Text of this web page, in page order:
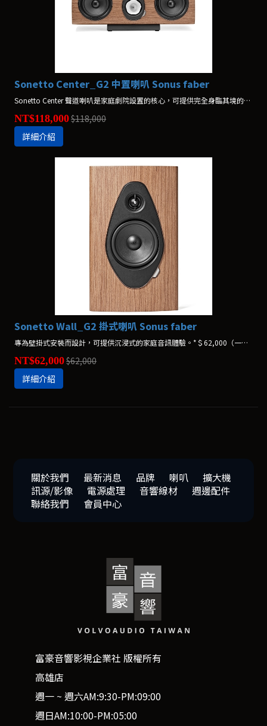
Sonetto Center_G2 中置喇叭 Sonus faber
Sonetto Center 聲道喇叭是家庭劇院設置的核心，可提供完全身臨其境的聆聽體驗。
NT$118,000$118,000
詳細介紹
Sonetto Wall_G2 掛式喇叭 Sonus faber
專為壁掛式安裝而設計，可提供沉浸式的家庭音訊體驗。*＄62,000（一支）
NT$62,000$62,000
詳細介紹
關於我們 最新消息 品牌 喇叭
擴大機
訊源/影像
電源處理 音響線材
週邊配件
聯絡我們
會員中心
富豪音響影視企業社 版權所有
高雄店
週一 ~ 週六AM:9:30-PM:09:00
週日AM:10:00-PM:05:00